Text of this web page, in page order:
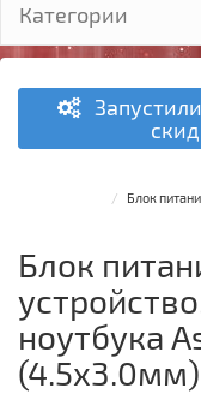
Категории
Запустили
Блок
Блок
ноутбука
(4.5x3.0мм)